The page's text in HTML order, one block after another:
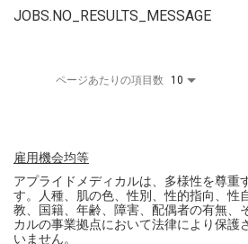
JOBS.NO_RESULTS_MESSAGE
ページあたりの項目数 10
雇用機会均等
アプライドメディカルは、多様性を尊重
す。人種、肌の色、性別、性的指向、性
教、国籍、年齢、障害、配偶者の有無、
カルの事業拠点において法律により保護
いません。